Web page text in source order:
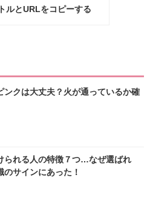
ルとURLをコピーする
ンクは大丈夫？火が通っているか確
られる人の特徴７つ…なぜ選ばれ
のサインにあった！